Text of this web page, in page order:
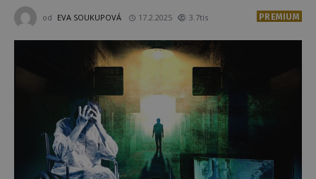
od EVA SOUKUPOVÁ 17.2.2025 3.7tis PREMIUM